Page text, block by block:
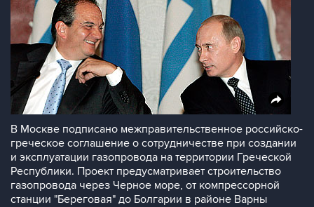
В Москве подписано межправительственное российско-
греческое соглашение о сотрудничестве при создании
и эксплуатации газопровода на территории Греческой
Республики. Проект предусматривает строительство
газопровода через Черное море, от компрессорной
станции "Береговая" до Болгарии в районе Варны